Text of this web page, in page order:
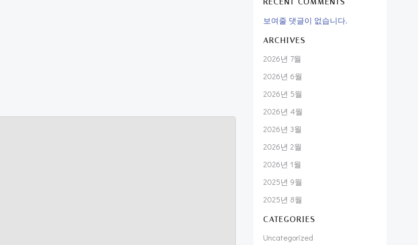
보여줄 댓글이 없습니다.
ARCHIVES
2026년 7월
2026년 6월
2026년 5월
2026년 4월
2026년 3월
2026년 2월
2026년 1월
2025년 9월
2025년 8월
CATEGORIES
Uncategorized